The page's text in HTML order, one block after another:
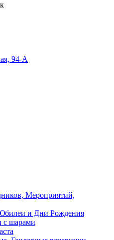
94-А
Мероприятий,
и Дни Рождения
с шарами